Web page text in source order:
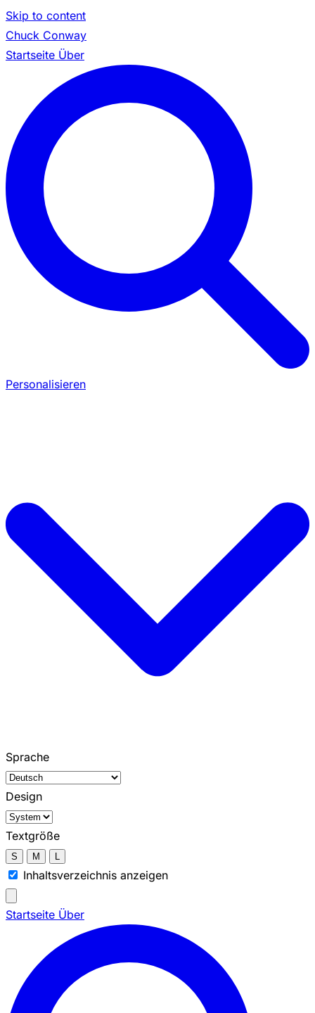
Skip to content
Chuck Conway
Startseite Über
Personalisieren
Sprache
Design
Textgröße
S M L
Inhaltsverzeichnis anzeigen
Startseite Über